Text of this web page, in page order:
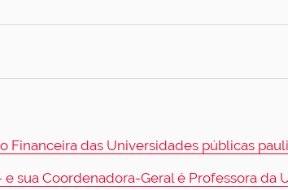
Financeira das Universidades públicas
sua Coordenadora-Geral é Professora da